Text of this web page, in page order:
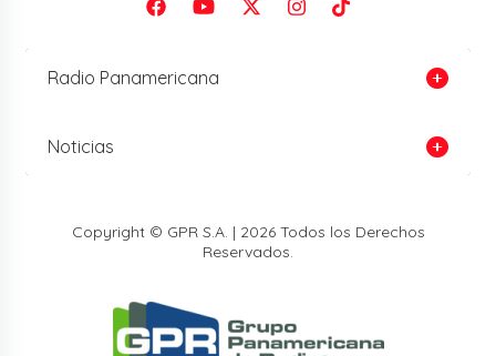
Radio Panamericana
Noticias
Copyright © GPR S.A. | 2026 Todos los Derechos
Reservados.